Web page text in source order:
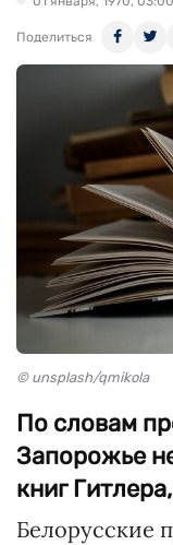
Поделиться
© unsplash/qmikola
По словам
Запорожье
книг
Белорусские